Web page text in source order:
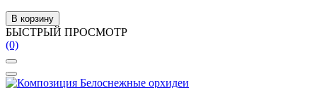
В корзину
БЫСТРЫЙ ПРОСМОТР
(0)